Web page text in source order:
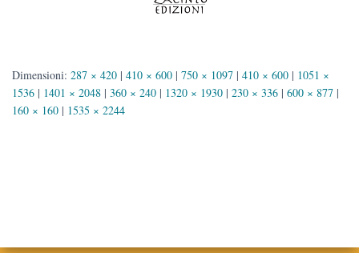
Dimensioni: 287 × 420 | 410 × 600 | 750 × 1097 | 410 × 600 | 1051 ×
1536 | 1401 × 2048 | 360 × 240 | 1320 × 1930 | 230 × 336 | 600 × 877 |
160 × 160 | 1535 × 2244